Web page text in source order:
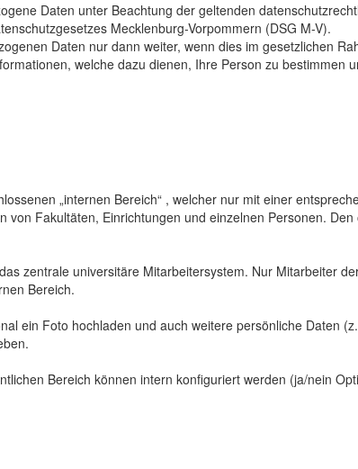
Daten unter Beachtung der geltenden
Mecklenburg-Vorpommern (DSG M-V).
Daten nur dann weiter, wenn dies im gesetzlichen
welche dazu dienen, Ihre Person zu bestimmen
„internen Bereich“ , welcher nur mit einer
Fakultäten, Einrichtungen und einzelnen Personen.
zentrale universitäre Mitarbeitersystem. Nur Mitarbeiter
Bereich.
ein Foto hochladen und auch weitere persönliche Daten
Bereich können intern konfiguriert werden (ja/nein